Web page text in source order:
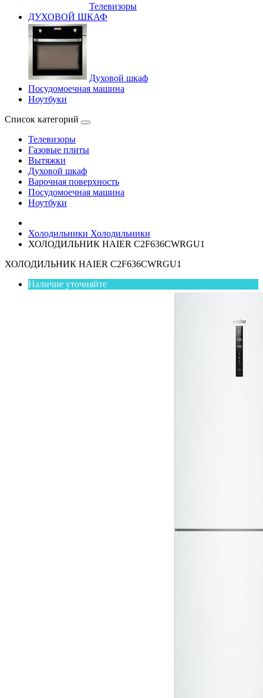
Телевизоры
ДУХОВОЙ ШКАФ
Духовой шкаф
Посудомоечная машина
Ноутбуки
Список категорий
Телевизоры
Газовые плиты
Вытяжки
Духовой шкаф
Варочная поверхность
Посудомоечная машина
Ноутбуки
Холодильники Холодильники
ХОЛОДИЛЬНИК HAIER C2F636CWRGU1
ХОЛОДИЛЬНИК HAIER C2F636CWRGU1
Наличие уточняйте